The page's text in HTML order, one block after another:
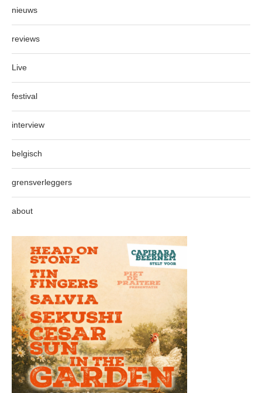
nieuws
reviews
Live
festival
interview
belgisch
grensverleggers
about